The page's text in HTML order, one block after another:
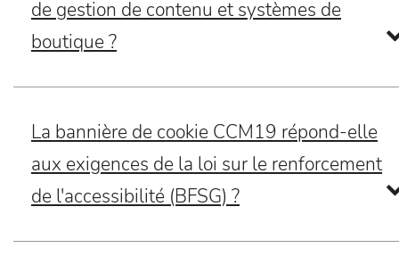
de gestion de contenu et systèmes de
boutique ?
La bannière de cookie CCM19 répond-elle
aux exigences de la loi sur le renforcement
de l'accessibilité (BFSG) ?